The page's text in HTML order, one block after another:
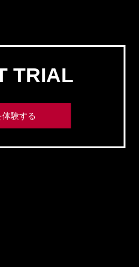
TRIAL
体験する